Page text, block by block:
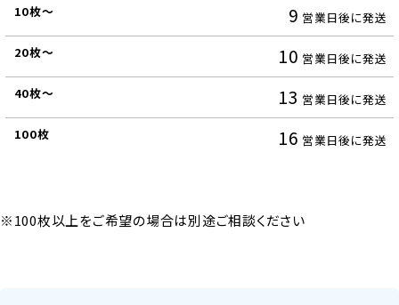
6
枚〜
11
枚〜
枚
9 営業日後に発送
10 営業日後に発送
13 営業日後に発送
16 営業日後に発送
※100枚以上をご希望の場合は別途ご相談ください